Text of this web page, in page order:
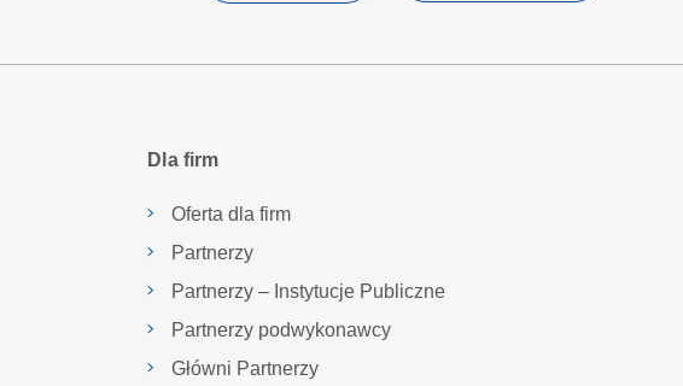
Dla firm
Oferta dla firm
Partnerzy
Partnerzy – Instytucje Publiczne
Partnerzy podwykonawcy
Główni Partnerzy